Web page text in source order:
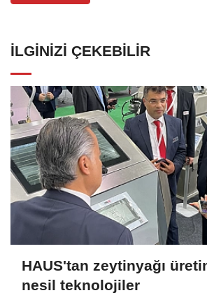
İLGINIZI ÇEKEBILIR
HAUS'tan zeytinyağı
nesil teknolojiler